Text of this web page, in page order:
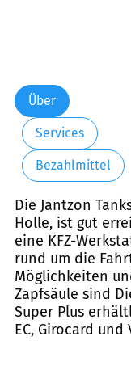
Über
Services
Bezahlmittel
Die Jantzon
Holle, ist gut
eine KFZ-
rund um die
Möglichkeiten
Zapfsäule sind
Super Plus
EC, Girocard und